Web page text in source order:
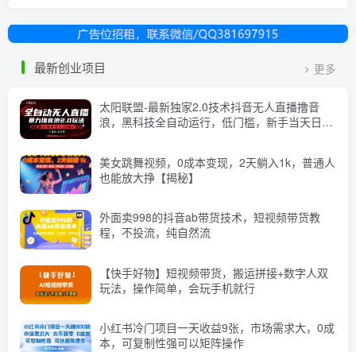
最新创业项目 更多
太阳联盟-最新独家2.0技术抖音无人直播撸音
浪，黑科技全自动运行，低门槛，新手当天日入
美女跳舞视频，0成本变现，2天躺入1k，普通人
也能放大挣【揭秘】
外面卖998的抖音ab带货技术，短视频带货教
程，不投流，纯自然流
【快手好物】短视频带货，搬运拼接+数字人双
玩法，操作简单，会玩手机就行
小红书冷门项目一天收益9张，市场需求大，0成
本，可复制性强可以矩阵操作